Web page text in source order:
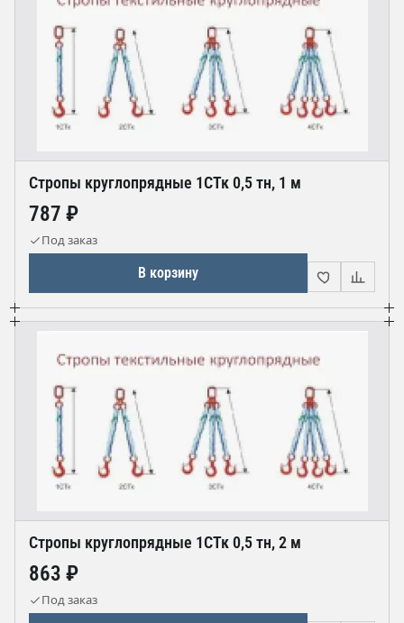
Стропы круглопрядные 1СТк 0,5 тн, 1 м
787 ₽
Под заказ
В корзину
Стропы круглопрядные 1СТк 0,5 тн, 2 м
863 ₽
Под заказ